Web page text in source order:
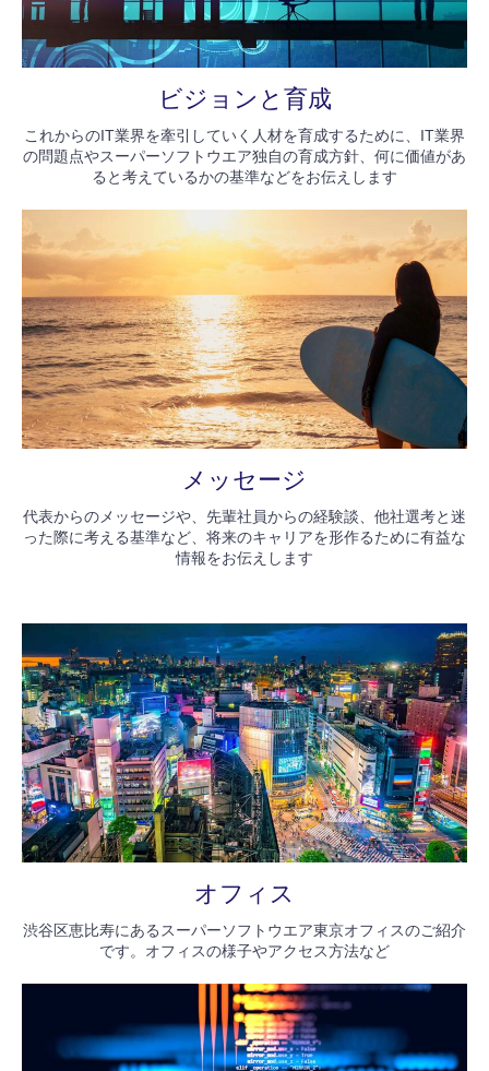
ビジョンと育成
これからのIT業界を牽引していく人材を育成するために、IT業界
の問題点やスーパーソフトウエア独自の育成方針、何に価値があ
ると考えているかの基準などをお伝えします
メッセージ
代表からのメッセージや、先輩社員からの経験談、他社選考と迷
った際に考える基準など、将来のキャリアを形作るために有益な
情報をお伝えします
オフィス
渋谷区恵比寿にあるスーパーソフトウエア東京オフィスのご紹介
です。オフィスの様子やアクセス方法など